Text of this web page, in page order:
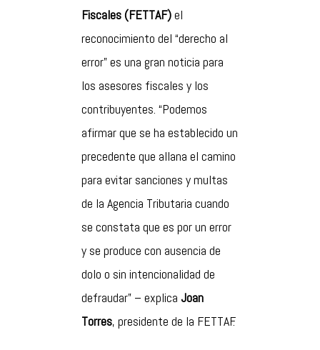
Fiscales (FETTAF)el
reconocimiento del “derecho al
error” es una gran noticia para
los asesores fiscales y los
contribuyentes. “Podemos
afirmar que se ha establecido un
precedente que allana el camino
para evitar sanciones y multas
de la Agencia Tributaria cuando
se constata que es por un error
y se produce con ausencia de
dolo o sin intencionalidad de
defraudar” – explica Joan
Torres, presidente de la FETTAF.